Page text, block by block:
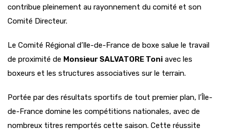
contribue pleinement au rayonnement du comité et son
Comité Directeur.
Le Comité Régional d’Ile-de-France de boxe salue le travail
de proximité de Monsieur SALVATORE Toni avec les
boxeurs et les structures associatives sur le terrain.
Portée par des résultats sportifs de tout premier plan, l’Île-
de-France domine les compétitions nationales, avec de
nombreux titres remportés cette saison. Cette réussite